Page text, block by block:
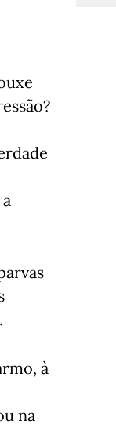
à
na